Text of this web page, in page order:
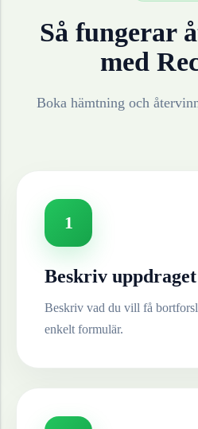
Så fungerar
med
Boka hämtning och
1
Beskriv uppdraget
Beskriv vad du vill få
enkelt formulär.